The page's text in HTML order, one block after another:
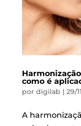
como é
por digilab | 29/
A